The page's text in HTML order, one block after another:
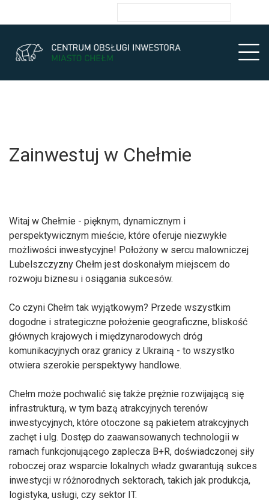
Zainwestuj w Chełmie
Witaj w Chełmie - pięknym, dynamicznym i
perspektywicznym mieście, które oferuje niezwykłe
możliwości inwestycyjne! Położony w sercu malowniczej
Lubelszczyzny Chełm jest doskonałym miejscem do
rozwoju biznesu i osiągania sukcesów.
Co czyni Chełm tak wyjątkowym? Przede wszystkim
dogodne i strategiczne położenie geograficzne, bliskość
głównych krajowych i międzynarodowych dróg
komunikacyjnych oraz granicy z Ukrainą - to wszystko
otwiera szerokie perspektywy handlowe.
Chełm może pochwalić się także prężnie rozwijającą się
infrastrukturą, w tym bazą atrakcyjnych terenów
inwestycyjnych, które otoczone są pakietem atrakcyjnych
zachęt i ulg. Dostęp do zaawansowanych technologii w
ramach funkcjonującego zaplecza B+R, doświadczonej siły
roboczej oraz wsparcie lokalnych władz gwarantują sukces
inwestycji w różnorodnych sektorach, takich jak produkcja,
logistyka, usługi, czy sektor IT.